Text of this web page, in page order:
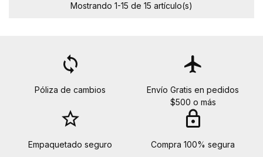
Mostrando 1-15 de 15 artículo(s)
loop
Póliza de cambios
flight
Envío Gratis en pedidos
$500 o más
star_border
Empaquetado seguro
lock
Compra 100% segura